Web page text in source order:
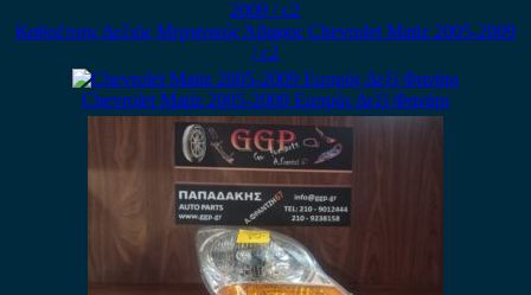
Καθρέπτης Δεξιός Μηχανικός Άβαφος Chevrolet Matiz 2005-2009
/ c2
Chevrolet Matiz 2005-2009 Εμπρός Δεξί Φανάρι